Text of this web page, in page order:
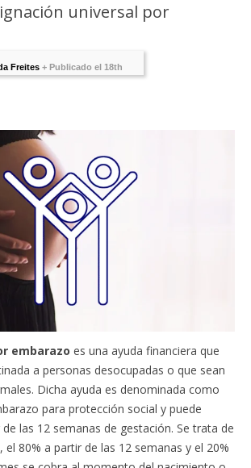
universal por
Freites + Publicado el 18th
embarazo es una ayuda financiera que
a personas desocupadas o que sean
Dicha ayuda es denominada como
para protección social y puede
las 12 semanas de gestación. Se trata de
80% a partir de las 12 semanas y el 20%